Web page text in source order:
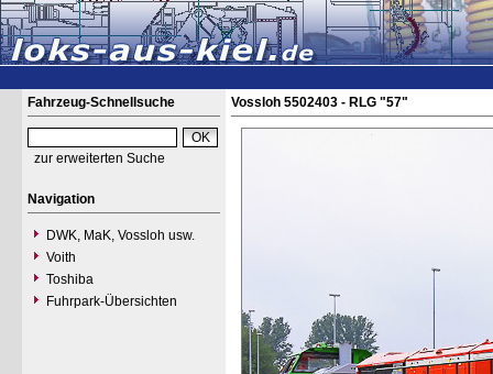
Fahrzeug-Schnellsuche
zur erweiterten Suche
Navigation
DWK, MaK, Vossloh usw.
Voith
Toshiba
Fuhrpark-Übersichten
Vossloh 5502403 - RLG "57"